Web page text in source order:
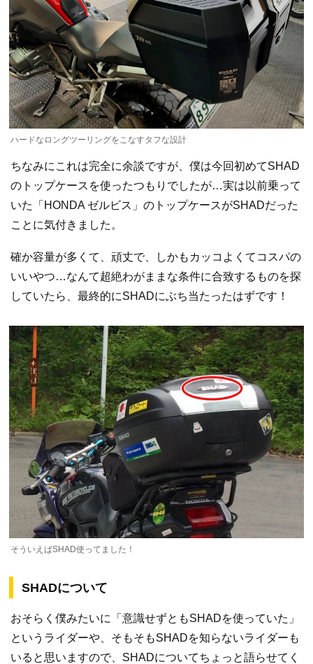
ハードなロングツーリングをこなすタフな設計
ちなみにこれは完全に余談ですが、僕は今回初めてSHAD
のトップケースを使ったつもりでしたが…実は以前乗って
いた「HONDA ゼルビス」のトップケースがSHADだった
ことに気付きました。
確か容量が多くて、頑丈で、しかもカッコよくてコスパの
いいやつ…なんて超絶わがままな条件に合致するものを探
していたら、最終的にSHADにぶち当たったはずです！
そういえばSHAD使ってました！
SHADについて
おそらく僕みたいに「意識せずともSHADを使っていた」
というライダーや、そもそもSHADを知らないライダーも
いると思いますので、SHADについてちょっと語らせてく